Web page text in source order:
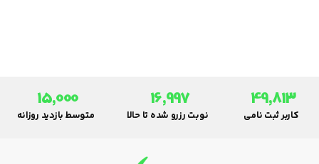
49,813
کاربر ثبت نامی
16,997
نوبت رزرو شده تا حالا
15,000
متوسط بازدید روزانه